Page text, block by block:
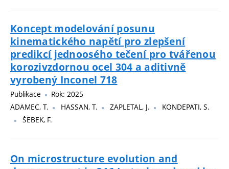
Koncept modelování posunu
kinematického napětí pro zlepšení
predikcí jednoosého tečení pro tvářenou
korozivzdornou ocel 304 a aditivně
vyrobený Inconel 718
Publikace
Rok: 2025
ADAMEC, T.
HASSAN, T. ZAPLETAL, J.
KONDEPATI, S.
ŠEBEK, F.
On microstructure evolution and